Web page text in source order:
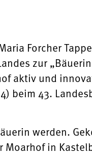
Forcher
zur
aktiv und
beim 43.
werden.
Moarhof in